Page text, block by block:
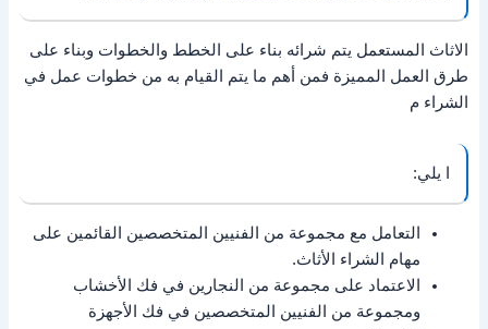
الاثاث المستعمل يتم شرائه بناء على الخطط والخطوات وبناء على
طرق العمل المميزة فمن أهم ما يتم القيام به من خطوات عمل في
الشراء م
ا يلي:
التعامل مع مجموعة من الفنيين المتخصصين القائمين على
مهام الشراء الأثاث.
الاعتماد على مجموعة من النجارين في فك الأخشاب
ومجموعة من الفنيين المتخصصين في فك الأجهزة